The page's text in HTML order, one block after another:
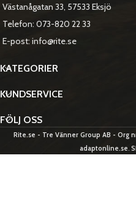
Västanågatan 33, 57533 Eksjö
Telefon: 073-820 22 33
E-post: info@rite.se
KATEGORIER
KUNDSERVICE
FÖLJ OSS
Rite.se - Tre Vänner Group AB - Org
adaptonline.se